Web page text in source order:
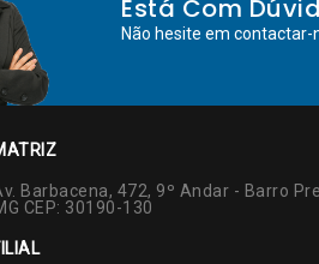
Está Com
Não hesite em contactar-
Barbacena, 472, 9º Andar - Barro
CEP: 30190-130